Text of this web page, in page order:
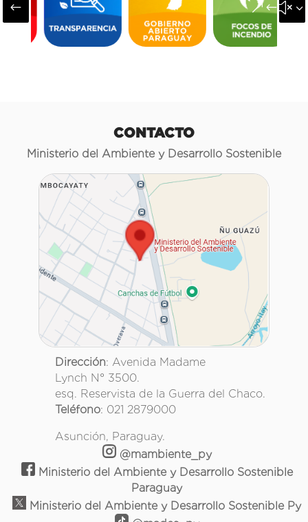
#
CONTACTO
Ministerio del Ambiente y Desarrollo Sostenible
Dirección: Avenida Madame
Lynch N° 3500.
esq. Reservista de la Guerra del Chaco.
Teléfono: 021 2879000
Asunción, Paraguay.
@mambiente_py
Ministerio del Ambiente y Desarrollo Sostenible
Paraguay
Ministerio del Ambiente y Desarrollo Sostenible Py